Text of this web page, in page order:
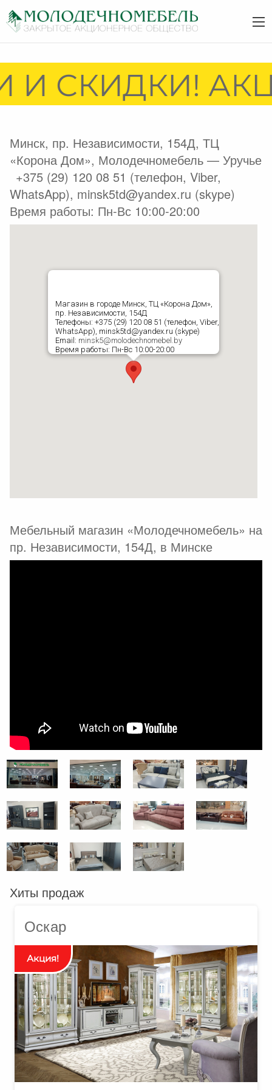
И СКИДКИ!
Минск, пр. Независимости, 154Д, ТЦ
«Корона Дом», Молодечномебель — Уручье
+375 (29) 120 08 51 (телефон, Viber,
WhatsApp), minsk5td@yandex.ru (skype)
Время работы: Пн-Вс 10:00-20:00
Магазин в городе Минск, ТЦ «Корона Дом»,
пр. Независимости, 154Д
Телефоны: +375 (29) 120 08 51 (телефон, Viber,
WhatsApp), minsk5td@yandex.ru (skype)
Email: minsk5@molodechnomebel.by
Время работы: Пн-Вс 10:00-20:00
Мебельный магазин «Молодечномебель» на
пр. Независимости, 154Д, в Минске
Хиты продаж
Оскар